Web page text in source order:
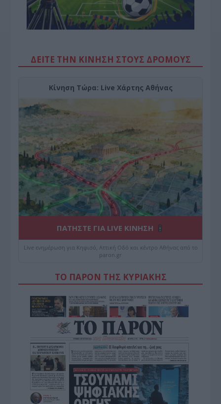
ΔΕΙΤΕ ΤΗΝ ΚΙΝΗΣΗ ΣΤΟΥΣ ΔΡΌΜΟΥΣ
Κίνηση Τώρα: Live Χάρτης Αθήνας
ΠΑΤΗΣΤΕ ΓΙΑ LIVE ΚΙΝΗΣΗ
Live ενημέρωση για Κηφισό, Αττική Οδό και κέντρο Αθήνας από το
paron.gr
ΤΟ ΠΑΡΟΝ ΤΗΣ ΚΥΡΙΑΚΗΣ